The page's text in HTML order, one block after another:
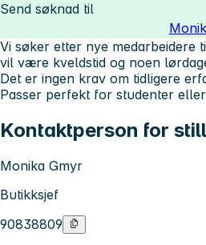
Send søknad til
Vi søker etter nye medarbeidere
vil være kveldstid og noen
Det er ingen krav om tidligere
Passer perfekt for studenter
Kontaktperson for
Monika Gmyr
Butikksjef
90838809